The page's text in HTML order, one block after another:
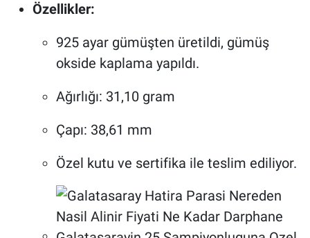
Özellikler:
925 ayar gümüşten üretildi, gümüş
okside kaplama yapıldı.
Ağırlığı: 31,10 gram
Çapı: 38,61 mm
Özel kutu ve sertifika ile teslim ediliyor.